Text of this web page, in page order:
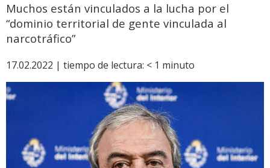
Muchos están vinculados a la lucha por el
“dominio territorial de gente vinculada al
narcotráfico”
17.02.2022 | tiempo de lectura: < 1 minuto